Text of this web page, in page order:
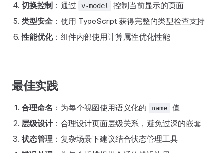
切换控制 ：通过 v-model
控制当前显示的页面
类型安全 ：使用 TypeScript 获得完整的类型检查支持
性能优化：组件内部使用计算属性优化性能
最佳实践
合理命名 ：为每个视图使用语义化的 name
值
层级设计：合理设计页面层级关系，避免过深的嵌套
状态管理 ：复杂场景下建议结合状态管理工具